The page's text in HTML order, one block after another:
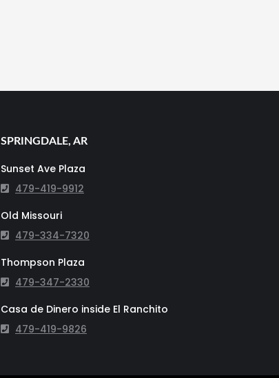
SPRINGDALE, AR
Sunset Ave Plaza
479-419-9912
Old Missouri
479-334-7320
Thompson Plaza
479-347-2330
Casa de Dinero inside El Ranchito
479-419-9826